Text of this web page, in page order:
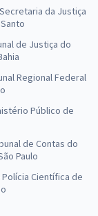
Secretaria da Justiça
de Justiça do
Regional Federal
Público de
de Contas do
Paulo
Polícia Científica de